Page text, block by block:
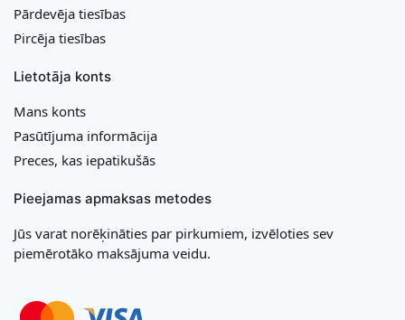
Pārdevēja tiesības
Pircēja tiesības
Lietotāja konts
Mans konts
Pasūtījuma informācija
Preces, kas iepatikušās
Pieejamas apmaksas metodes
Jūs varat norēķināties par pirkumiem, izvēloties sev
piemērotāko maksājuma veidu.